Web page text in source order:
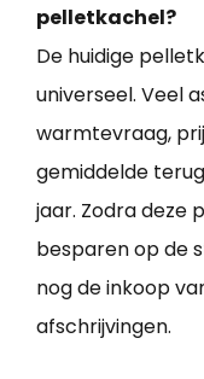
pelletkachel?
De huidige
universeel. Veel
warmtevraag,
gemiddelde
jaar. Zodra deze
besparen op de
nog de inkoop
afschrijvingen.